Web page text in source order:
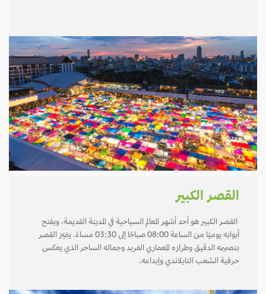
القصر الكبير
القصر الكبير هو أحد أشهر المعالم السياحية في المدينة القديمة، ويفتح
أبوابه يوميًا من الساعة 08:00 صباحًا إلى 03:30 مساءً. يتميّز القصر
بتصميمه الدقيق وطرازه المعماري الفريد وجماله الساحر الذي يعكس
حرفية الشعب التايلاندي وإبداعه.